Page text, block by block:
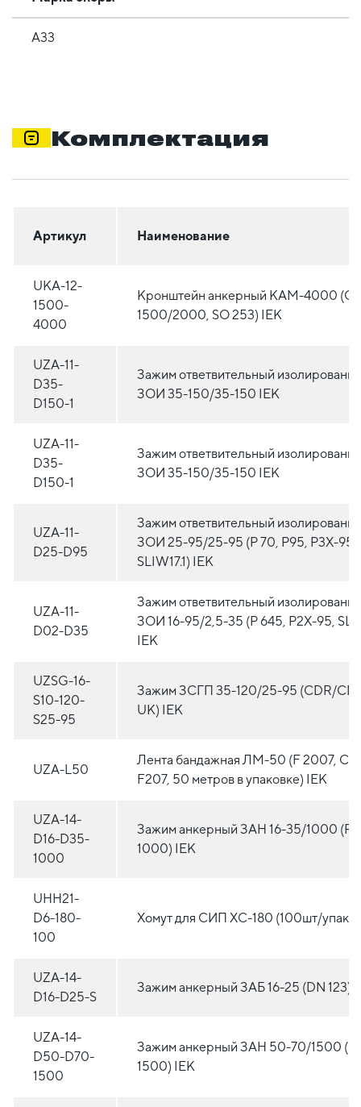
А33
Комплектация
Артикул Наименование
UKA-12-
1500-
4000
Кронштейн анкерный КАМ-4000
1500/2000, SO 253) IEK
UZA-11-
D35-
D150-1
Зажим ответвительный
ЗОИ 35-150/35-150 IEK
UZA-11-
D35-
D150-1
Зажим ответвительный
ЗОИ 35-150/35-150 IEK
UZA-11-
D25-D95
Зажим ответвительный
ЗОИ 25-95/25-95 (P 70, P95, P3X-95,
SLIW17.1) IEK
UZA-11-
D02-D35
Зажим ответвительный
ЗОИ 16-95/2,5-35 (P 645, P2X-95,
IEK
UZSG-16-
S10-120-
S25-95
Зажим ЗСГП 35-120/25-95 (CDR/CN
UK) IEK
UZA-L50
Лента бандажная ЛМ-50 (F 2007,
F207, 50 метров в упаковке) IEK
UZA-14-
D16-D35-
1000
Зажим анкерный ЗАН 16-35/1000 (PA
1000) IEK
UHH21-
D6-180-
100
Хомут для СИП ХС-180 (100шт/упак)
UZA-14-
D16-D25-S
Зажим анкерный ЗАБ 16-25 (DN 123)
UZA-14-
D50-D70-
1500
Зажим анкерный ЗАН 50-70/1500
1500) IEK